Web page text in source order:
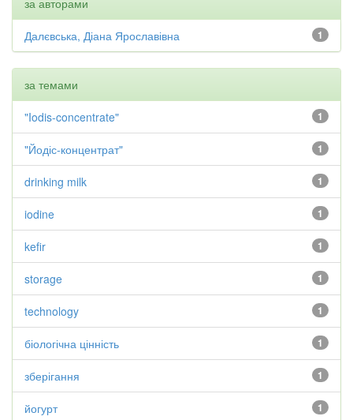
за авторами
1
Далєвська, Діана Ярославівна
за темами
1
"Iodis-concentrate"
1
"Йодіс-концентрат"
1
drinking milk
1
iodine
1
kefir
1
storage
1
technology
1
біологічна цінність
1
зберігання
1
йогурт